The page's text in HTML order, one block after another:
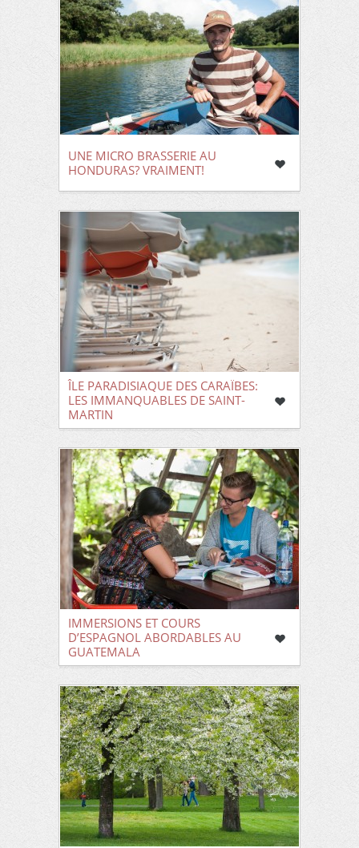
UNE MICRO BRASSERIE AU
HONDURAS? VRAIMENT!
ÎLE PARADISIAQUE DES CARAÏBES:
LES IMMANQUABLES DE SAINT-
MARTIN
IMMERSIONS ET COURS
D’ESPAGNOL ABORDABLES AU
GUATEMALA